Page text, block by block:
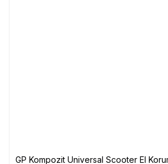
GP Kompozit Universal Scooter El